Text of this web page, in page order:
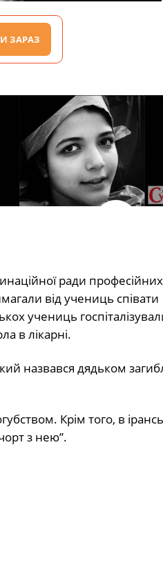
ЗАРАЗ
ради професійних
від учениць співати
учениць
в лікарні.
назвався дядьком
Крім того, в
з нею”.